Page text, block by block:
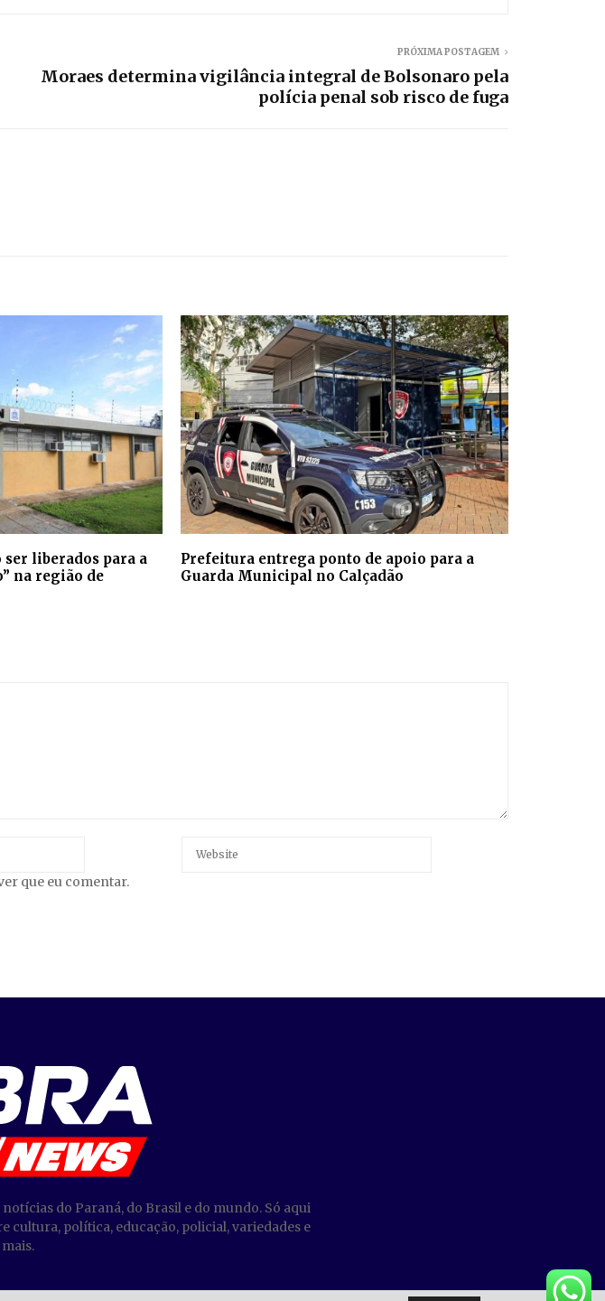
PRÓXIMA POSTAGEM
Moraes determina vigilância integral de Bolsonaro pela
polícia penal sob risco de fuga
ser liberados para a
na região de
Prefeitura entrega ponto de apoio para a
Guarda Municipal no Calçadão
que eu comentar.
do Paraná, do Brasil e do mundo. Só aqui
política, educação, policial, variedades e